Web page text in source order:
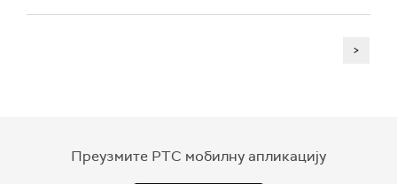
>
Преузмите РТС мобилну апликацију